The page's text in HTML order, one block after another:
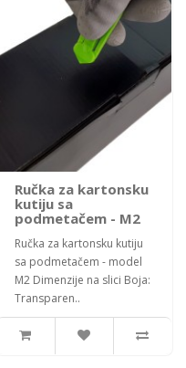
Ručka za kartonsku
kutiju sa
podmetačem - M2
Ručka za kartonsku kutiju
sa podmetačem - model
M2 Dimenzije na slici Boja:
Transparen..